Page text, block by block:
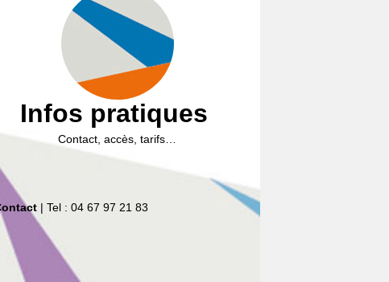
Infos pratiques
Contact, accès, tarifs…
| Tel : 04 67 97 21 83